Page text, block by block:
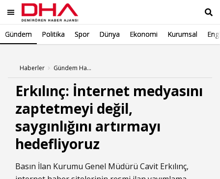
Gündem Politika Spor Dünya Ekonomi Kurumsal
Haberler Gündem Haberleri
Erkılınç: İnternet medyasını
zaptetmeyi değil,
saygınlığını artırmayı
hedefliyoruz
Basın İlan Kurumu Genel Müdürü Cavit Erkılınç,